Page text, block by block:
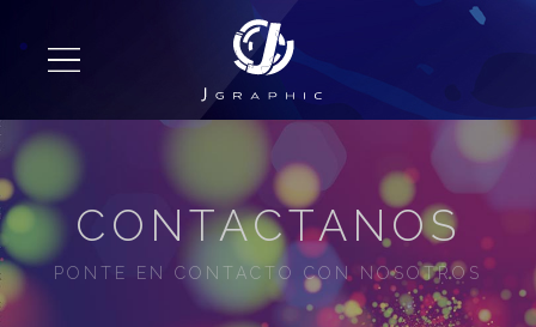
CONTACTANOS
PONTE EN CONTACTO CON NOSOTROS